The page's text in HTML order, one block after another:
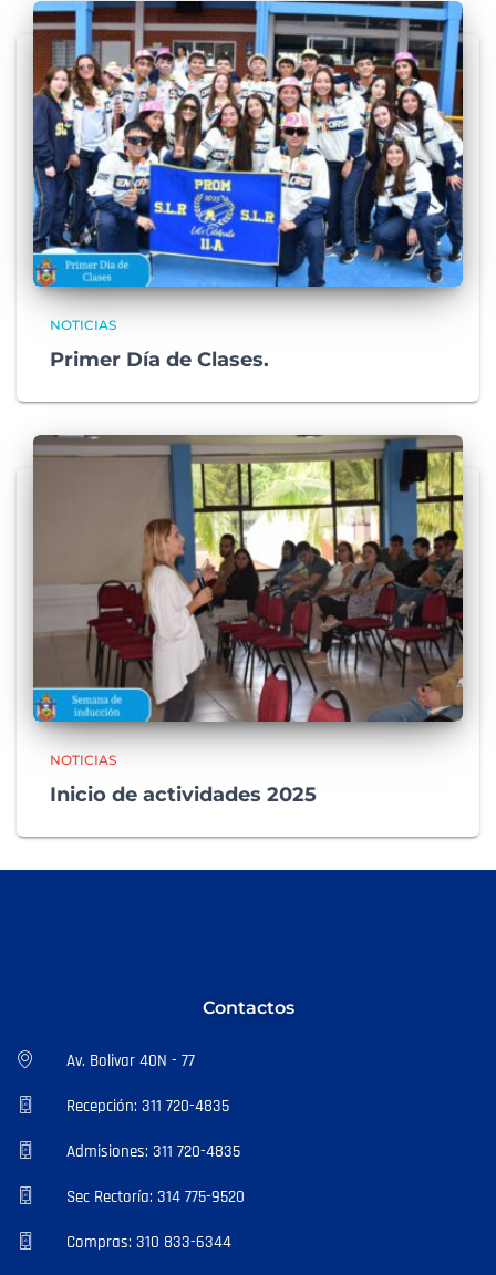
NOTICIAS
Primer Día de Clases.
NOTICIAS
Inicio de actividades 2025
Contactos
Av. Bolivar 40N - 77
Recepción: 311 720-4835
Admisiones: 311 720-4835
Sec Rectoría: 314 775-9520
Compras: 310 833-6344